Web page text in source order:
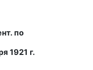
по
1921 г.